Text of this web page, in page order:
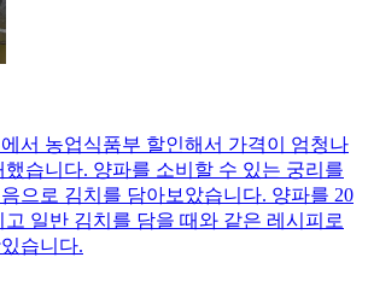
서 농업식품부 할인해서 가격이 엄청나
했습니다. 양파를 소비할 수 있는 궁리를
으로 김치를 담아보았습니다. 양파를 20
일반 김치를 담을 때와 같은 레시피로
습니다.